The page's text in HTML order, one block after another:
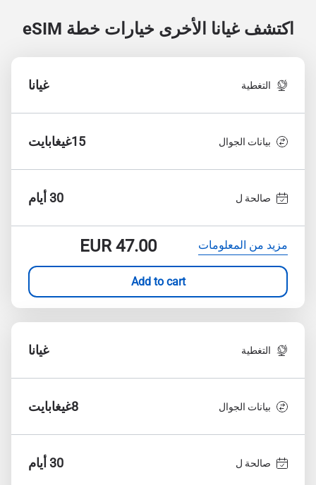
اكتشف غيانا الأخرى خيارات خطة eSIM
التغطية غيانا
بيانات الجوال 15غيغابايت
صالحة ل 30 أيام
مزيد من المعلومات EUR47.00
Add to cart
التغطية غيانا
بيانات الجوال 8غيغابايت
صالحة ل 30 أيام